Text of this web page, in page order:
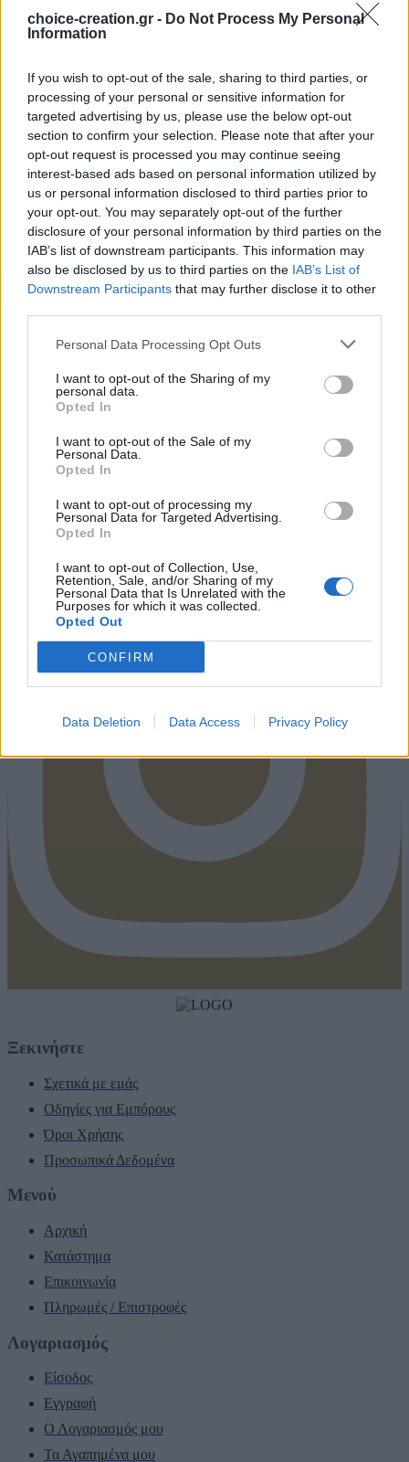
choice-creation.gr - Do Not Process My Personal
Information
If you wish to opt-out of the sale, sharing to third parties, or
processing of your personal or sensitive information for
targeted advertising by us, please use the below opt-out
section to confirm your selection. Please note that after your
opt-out request is processed you may continue seeing
interest-based ads based on personal information utilized by
us or personal information disclosed to third parties prior to
your opt-out. You may separately opt-out of the further
disclosure of your personal information by third parties on the
IAB’s list of downstream participants. This information may
also be disclosed by us to third parties on the IAB’s List of
Downstream Participants that may further disclose it to other
Personal Data Processing Opt Outs
I want to opt-out of the Sharing of my
personal data.
Opted In
I want to opt-out of the Sale of my
Personal Data.
Opted In
I want to opt-out of processing my
Personal Data for Targeted Advertising.
Opted In
I want to opt-out of Collection, Use,
Retention, Sale, and/or Sharing of my
Personal Data that Is Unrelated with the
Purposes for which it was collected.
Opted Out
CONFIRM
Data Deletion Data Access Privacy Policy
Pinterest
Instagram
Ξεκινήστε
Σχετικά με εμάς
Οδηγίες για Εμπόρους
Όροι Χρήσης
Προσωπικά Δεδομένα
Μενού
Αρχική
Κατάστημα
Επικοινωνία
Πληρωμές / Επιστροφές
Λογαριασμός
Είσοδος
Εγγραφή
Ο Λογαριασμός μου
Τα Αγαπημένα μου